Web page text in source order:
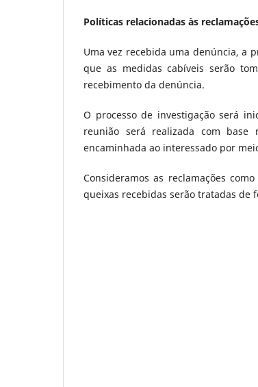
Políticas relacionadas às
Uma vez recebida uma denúncia, a
que as medidas cabíveis serão
recebimento da denúncia.
O processo de investigação será
reunião será realizada com
encaminhada ao interessado por
Consideramos as reclamações
queixas recebidas serão tratadas de